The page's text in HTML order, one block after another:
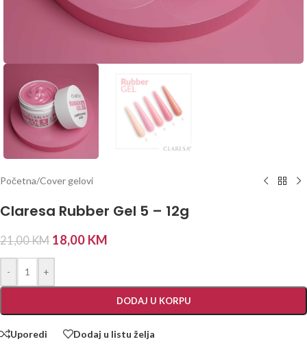
Početna/Cover gelovi
Claresa Rubber Gel 5 – 12g
21,00KM 18,00 KM
- +
DODAJ U KORPU
Uporedi Dodaj u listu želja